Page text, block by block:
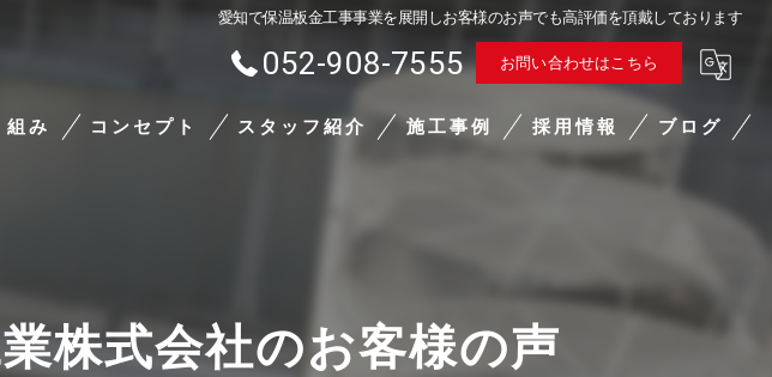
愛知で保温板金工事事業を展開しお客様のお声でも高評価を頂戴しております
052-908-7555 お問い合わせはこちら
組み
み
化計画
コンセプト スタッフ紹介 施工事例 採用情報 ブログ
株式会社のお客様の声